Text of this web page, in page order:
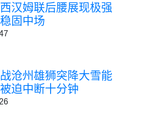
汉姆联后腰展现极强
固中场
沧州雄狮突降大雪能
迫中断十分钟